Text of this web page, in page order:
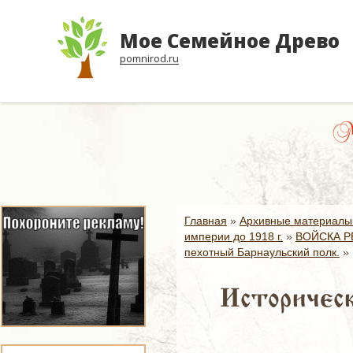
Мое Семейное Древо
pomnirod.ru
Главная » Архивные
империи до 1918 г. » ВОЙСКА
пехотный Барнаульский полк. »